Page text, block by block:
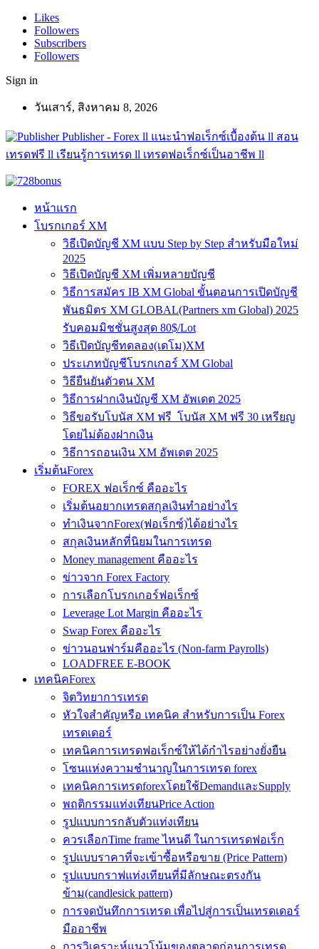
Likes
Followers
Subscribers
Followers
Sign in
วันเสาร์, สิงหาคม 8, 2026
Publisher - Forex ll แนะนำฟอเร็กซ์เบื้องต้น ll สอน
เทรดฟรี ll เรียนรู้การเทรด ll เทรดฟอเร็กซ์เป็นอาชีพ ll
หน้าแรก
โบรกเกอร์ XM
วิธีเปิดบัญชี XM แบบ Step by Step สำหรับมือใหม่
2025
วิธีเปิดบัญชี XM เพิ่มหลายบัญชี
วิธีการสมัคร IB XM Global ขั้นตอนการเปิดบัญชี
พันธมิตร XM GLOBAL(Partners xm Global) 2025
รับคอมมิชชั่นสูงสุด 80$/Lot
วิธีเปิดบัญชีทดลอง(เดโม)XM
ประเภทบัญชีโบรกเกอร์ XM Global
วิธียืนยันตัวตน XM
วิธีการฝากเงินบัญชี XM อัพเดต 2025
วิธีขอรับโบนัส XM ฟรี โบนัส XM ฟรี 30 เหรียญ
โดยไม่ต้องฝากเงิน
วิธีการถอนเงิน XM อัพเดต 2025
เริ่มต้นForex
FOREX ฟอเร็กซ์ คืออะไร
เริ่มต้นอยากเทรดสกุลเงินทำอย่างไร
ทำเงินจากForex(ฟอเร็กซ์)ได้อย่างไร
สกุลเงินหลักที่นิยมในการเทรด
Money management คืออะไร
ข่าวจาก Forex Factory
การเลือกโบรกเกอร์ฟอเร็กซ์
Leverage Lot Margin คืออะไร
Swap Forex คืออะไร
ข่าวนอนฟาร์มคืออะไร (Non-farm Payrolls)
LOADFREE E-BOOK
เทคนิคForex
จิตวิทยาการเทรด
หัวใจสำคัญหรือ เทคนิค สำหรับการเป็น Forex
เทรดเดอร์
เทคนิคการเทรดฟอเร็กซ์ให้ได้กำไรอย่างยั่งยืน
โซนแห่งความชำนาญในการเทรด forex
เทคนิคการเทรดforexโดยใช้DemandและSupply
พฤติกรรมแท่งเทียนPrice Action
รูปแบบการกลับตัวแท่งเทียน
ควรเลือกTime frame ไหนดี ในการเทรดฟอเร็ก
รูปแบบราคาที่จะเข้าซื้อหรือขาย (Price Pattern)
รูปแบบกราฟแท่งเทียนที่มีลักษณะตรงกัน
ข้าม(candlesick pattern)
การจดบันทึกการเทรด เพื่อไปสู่การเป็นเทรดเดอร์
มืออาชีพ
การวิเคราะห์แนวโน้มของตลาดก่อนการเทรด